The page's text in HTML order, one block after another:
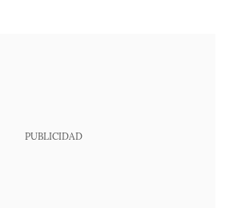
PUBLICIDAD